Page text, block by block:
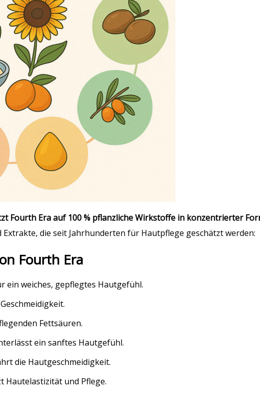
Fourth Era auf 100 % pflanzliche Wirkstoffe in konzentrierter
die seit Jahrhunderten für Hautpflege geschätzt werden:
Fourth Era
ein weiches, gepflegtes Hautgefühl.
Fettsäuren.
ein sanftes Hautgefühl.
die Hautgeschmeidigkeit.
Hautelastizität und Pflege.